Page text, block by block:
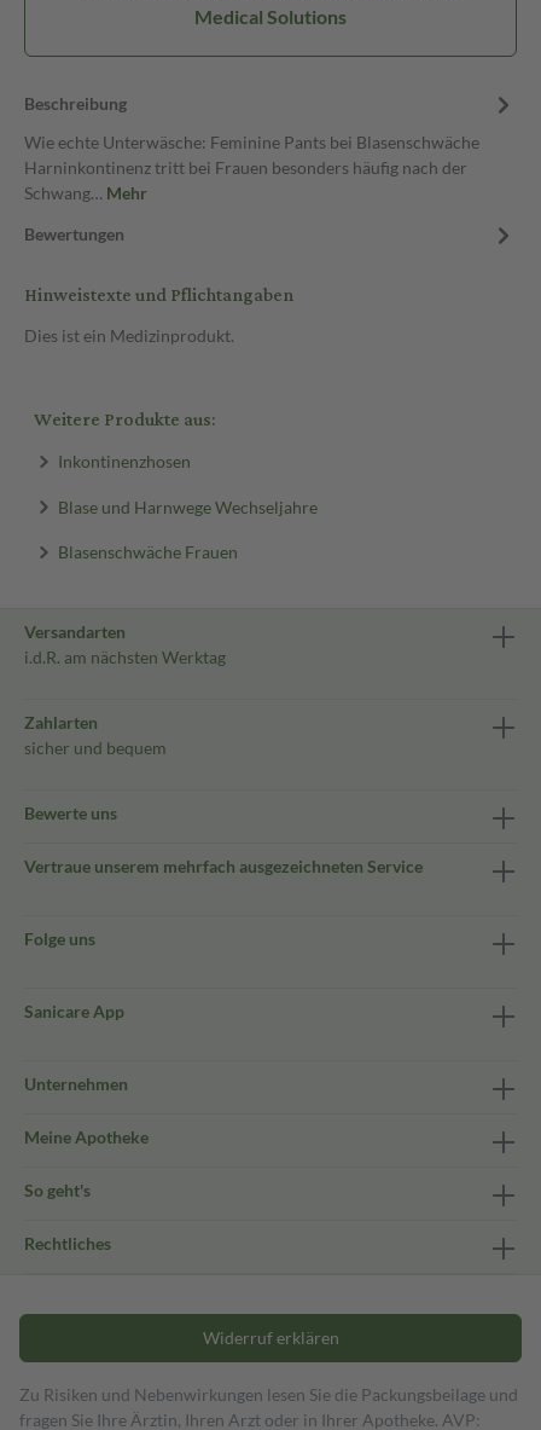
Medical Solutions
Beschreibung
Wie echte Unterwäsche: Feminine Pants bei Blasenschwäche
Harninkontinenz tritt bei Frauen besonders häufig nach der
Schwang… Mehr
Bewertungen
Hinweistexte und Pflichtangaben
Dies ist ein Medizinprodukt.
Weitere Produkte aus:
Inkontinenzhosen
Blase und Harnwege Wechseljahre
Blasenschwäche Frauen
Versandarten
i.d.R. am nächsten Werktag
Zahlarten
sicher und bequem
Bewerte uns
Vertraue unserem mehrfach ausgezeichneten Service
Folge uns
Sanicare App
Unternehmen
Meine Apotheke
So geht's
Rechtliches
Widerruf erklären
Zu Risiken und Nebenwirkungen lesen Sie die Packungsbeilage und
fragen Sie Ihre Ärztin, Ihren Arzt oder in Ihrer Apotheke. AVP: